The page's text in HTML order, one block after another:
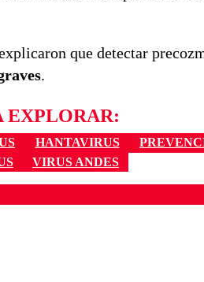
que detectar
.
EXPLORAR:
HANTAVIRUS
VIRUS ANDES